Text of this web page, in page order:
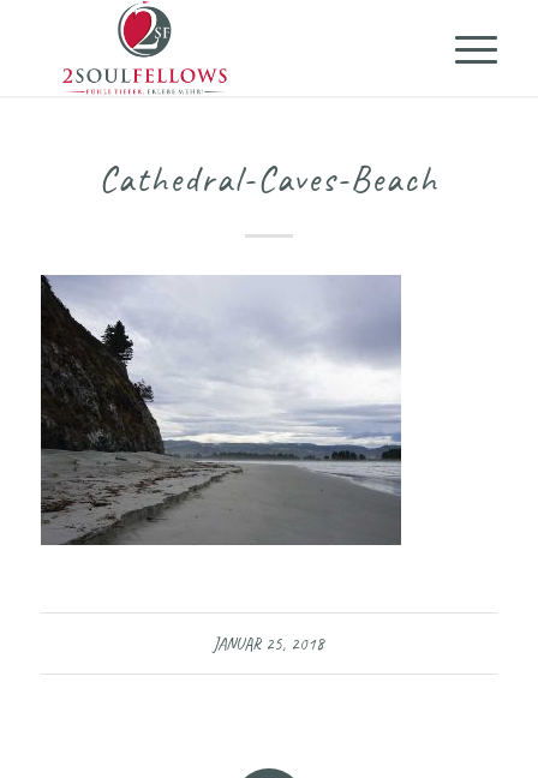
Cathedral-Caves-Beach
JANUAR 25, 2018